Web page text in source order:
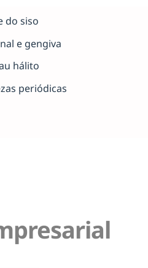
do siso
e gengiva
hálito
periódicas